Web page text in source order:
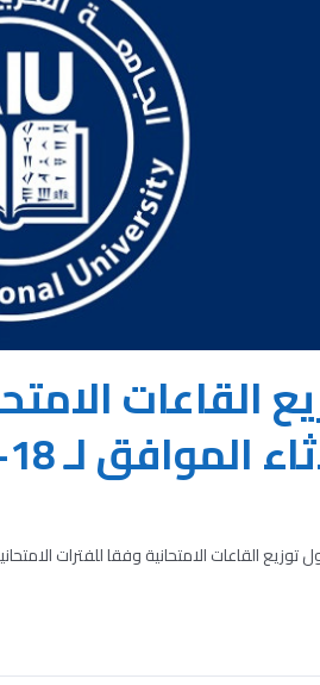
القاعات
لـ 18-05-2021
توزيع القاعات الامتحانية وفقا للفترات